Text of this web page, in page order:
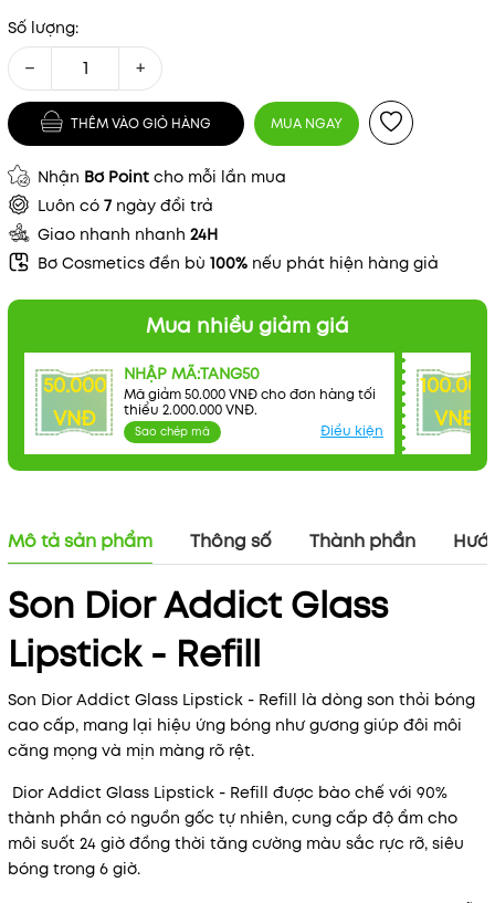
Số lượng:
− +
THÊM VÀO GIỎ HÀNG MUA NGAY
Nhận Bơ Point cho mỗi lần mua
Luôn có 7 ngày đổi trả
Giao nhanh nhanh 24H
Bơ Cosmetics đền bù 100% nếu phát hiện hàng giả
Mua nhiều giảm giá
50.000
VNĐ
NHẬP MÃ:TANG50
Mã giảm 50.000 VNĐ cho đơn hàng tối
thiểu 2.000.000 VNĐ.
Sao chép mã Điều kiện
100.000
VNĐ
Mô tả sản phẩm Thông số Thành phần
Son Dior Addict Glass
Lipstick - Refill
Son Dior Addict Glass Lipstick - Refill là dòng son thỏi bóng
cao cấp, mang lại hiệu ứng bóng như gương giúp đôi môi
căng mọng và mịn màng rõ rệt.
Dior Addict Glass Lipstick - Refill được bào chế với 90%
thành phần có nguồn gốc tự nhiên, cung cấp độ ẩm cho
môi suốt 24 giờ đồng thời tăng cường màu sắc rực rỡ, siêu
bóng trong 6 giờ.